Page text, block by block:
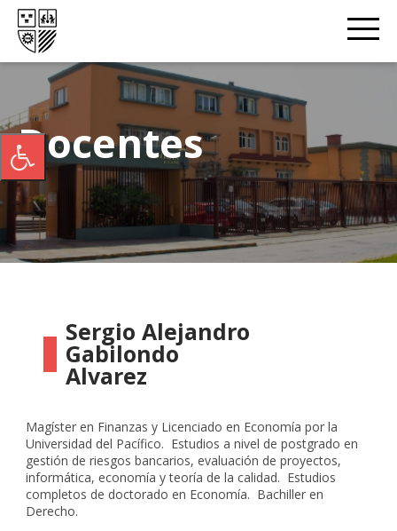
Docentes
Sergio Alejandro
Gabilondo
Alvarez
Magíster en Finanzas y Licenciado en Economía por la
Universidad del Pacífico. Estudios a nivel de postgrado en
gestión de riesgos bancarios, evaluación de proyectos,
informática, economía y teoría de la calidad. Estudios
completos de doctorado en Economía. Bachiller en
Derecho.